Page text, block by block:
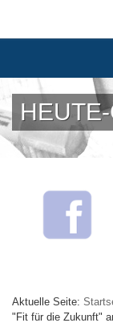
Aktuelle Seite:
"Fit für die Zukunft"